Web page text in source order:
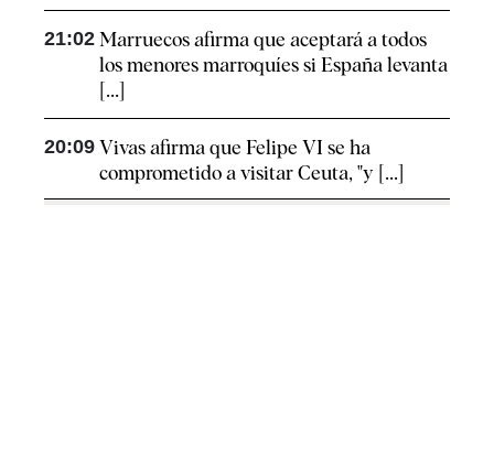
21:02 Marruecos afirma que aceptará a todos
los menores marroquíes si España levanta
[...]
20:09 Vivas afirma que Felipe VI se ha
comprometido a visitar Ceuta, "y [...]